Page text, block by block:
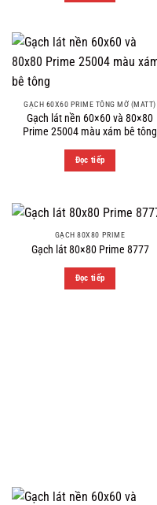
GẠCH 60X60 PRIME TÔNG MỜ (MATT)
Gạch lát nền 60×60 và 80×80
Prime 25004 màu xám bê tông
Đọc tiếp
GẠCH 80X80 PRIME
Gạch lát 80×80 Prime 8777
Đọc tiếp